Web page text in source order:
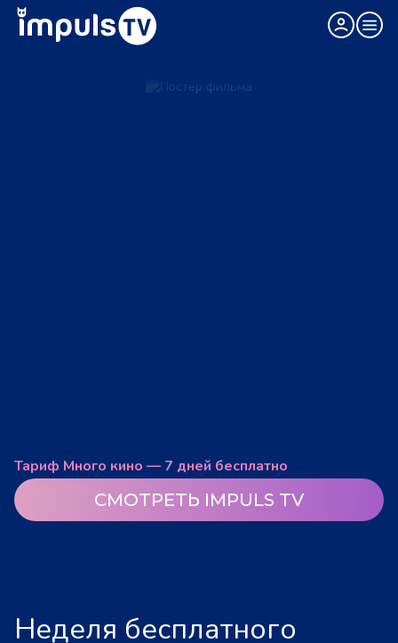
Тариф Много кино — 7 дней бесплатно
СМОТРЕТЬ IMPULS TV
Неделя бесплатного